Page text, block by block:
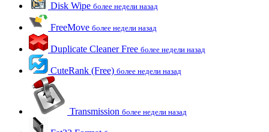
Disk Wipe более недели назад
FreeMove более недели назад
Duplicate Cleaner Free более недели назад
CuteRank (Free) более недели назад
Transmission более недели назад